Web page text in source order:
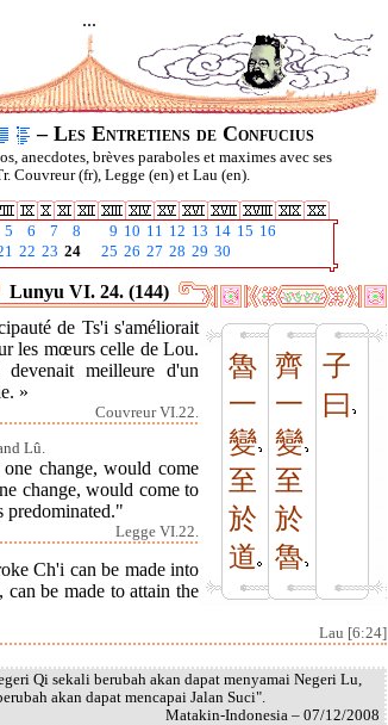
...
– Les Entretiens de Confucius
anecdotes, brèves paraboles et maximes avec ses
Couvreur (fr), Legge (en) et Lau (en).
5 6 7 8 9 10 11 12 13 14 15 16
22 23 24 25 26 27 28 29 30
Lunyu VI. 24. (144)
魯
一
變
至
於
道
齊
一
變
至
於
魯
子
曰
de Ts'i s'améliorait
les mœurs celle de Lou.
meilleure d'un
»
Couvreur VI.22.
Lû.
change, would come
change, would come to
predominated."
Legge VI.22.
Ch'i can be made into
be made to attain the
Lau [6:24]
Qi sekali berubah akan dapat menyamai Negeri Lu,
akan dapat mencapai Jalan Suci".
Matakin-Indonesia – 07/12/2008